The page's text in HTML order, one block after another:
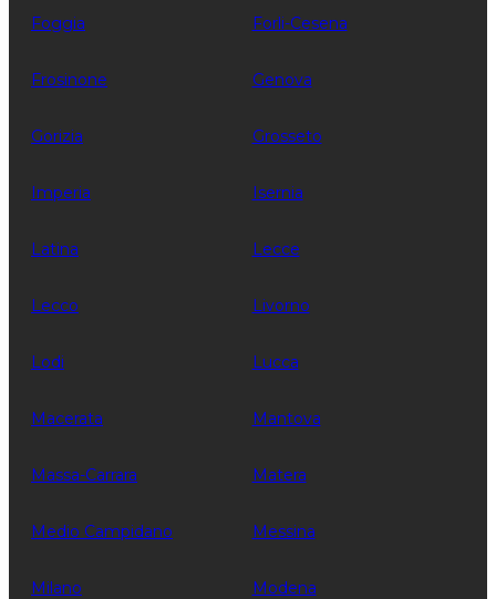
Foggia Forli-Cesena
Frosinone Genova
Gorizia Grosseto
Imperia Isernia
Latina Lecce
Lecco Livorno
Lodi Lucca
Macerata Mantova
Massa-Carrara Matera
Medio Campidano Messina
Milano Modena